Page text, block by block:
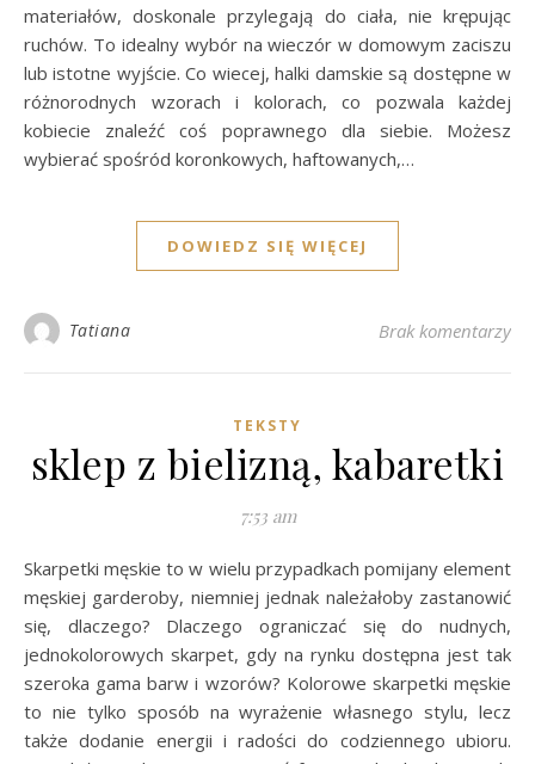
materiałów, doskonale przylegają do ciała, nie krępując
ruchów. To idealny wybór na wieczór w domowym zaciszu
lub istotne wyjście. Co wiecej, halki damskie są dostępne w
różnorodnych wzorach i kolorach, co pozwala każdej
kobiecie znaleźć coś poprawnego dla siebie. Możesz
wybierać spośród koronkowych, haftowanych,…
DOWIEDZ SIĘ WIĘCEJ
Tatiana Brak komentarzy
TEKSTY
sklep z bielizną, kabaretki
7:53 am
Skarpetki męskie to w wielu przypadkach pomijany element
męskiej garderoby, niemniej jednak należałoby zastanowić
się, dlaczego? Dlaczego ograniczać się do nudnych,
jednokolorowych skarpet, gdy na rynku dostępna jest tak
szeroka gama barw i wzorów? Kolorowe skarpetki męskie
to nie tylko sposób na wyrażenie własnego stylu, lecz
także dodanie energii i radości do codziennego ubioru.